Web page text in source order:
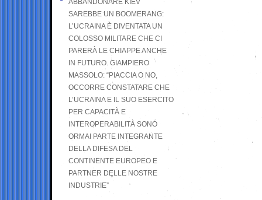
ABBANDONARE KIEV
SAREBBE UN BOOMERANG:
L’UCRAINA È DIVENTATA UN
COLOSSO MILITARE CHE CI
PARERÀ LE CHIAPPE ANCHE
IN FUTURO. GIAMPIERO
MASSOLO: “PIACCIA O NO,
OCCORRE CONSTATARE CHE
L’UCRAINA E IL SUO ESERCITO
PER CAPACITÀ E
INTEROPERABILITÀ SONO
ORMAI PARTE INTEGRANTE
DELLA DIFESA DEL
CONTINENTE EUROPEO E
PARTNER DELLE NOSTRE
INDUSTRIE”